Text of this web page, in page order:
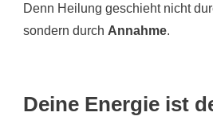
Denn Heilung geschieht nicht
sondern durch Annahme.
Deine Energie ist